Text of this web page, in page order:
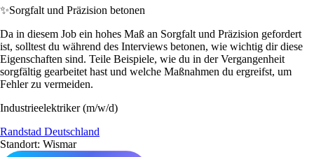
✨Sorgfalt und Präzision betonen
Da in diesem Job ein hohes Maß an Sorgfalt und Präzision gefordert
ist, solltest du während des Interviews betonen, wie wichtig dir diese
Eigenschaften sind. Teile Beispiele, wie du in der Vergangenheit
sorgfältig gearbeitet hast und welche Maßnahmen du ergreifst, um
Fehler zu vermeiden.
Industrieelektriker (m/w/d)
Randstad Deutschland
Standort: Wismar